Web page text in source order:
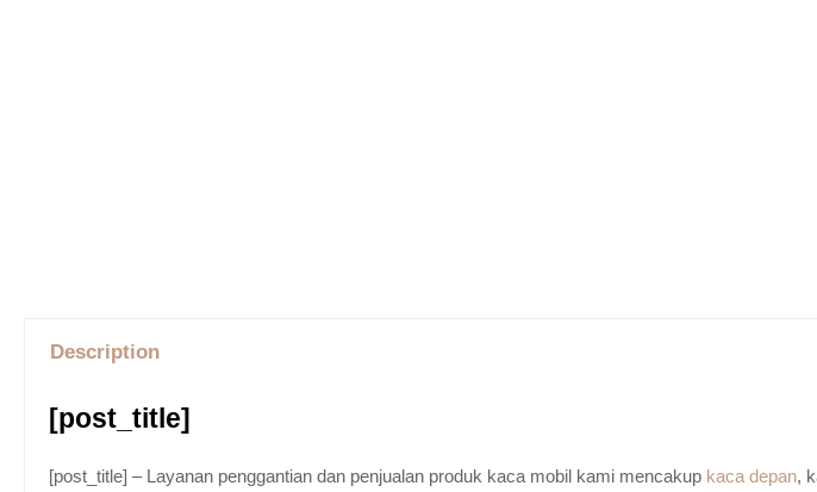
Description
[post_title]
[post_title] – Layanan penggantian dan penjualan produk kaca mobil kami mencakup kaca depan,